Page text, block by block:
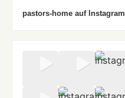
pastors-home auf Instagram